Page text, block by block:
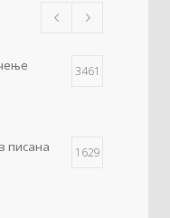
3461
писана
1629